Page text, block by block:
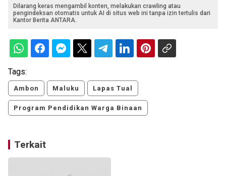
Dilarang keras mengambil konten, melakukan crawling atau
pengindeksan otomatis untuk AI di situs web ini tanpa izin tertulis dari
Kantor Berita ANTARA.
Tags:
Ambon Maluku Lapas Tual
Program Pendidikan Warga Binaan
Terkait